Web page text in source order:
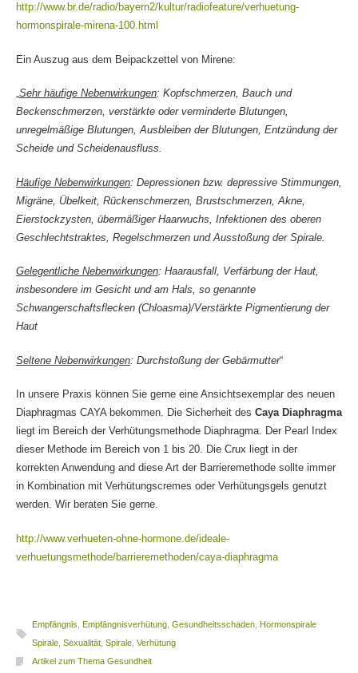
http://www.br.de/radio/bayern2/kultur/radiofeature/verhuetung-
hormonspirale-mirena-100.html
Ein Auszug aus dem Beipackzettel von Mirene:
„Sehr häufige Nebenwirkungen: Kopfschmerzen, Bauch und
Beckenschmerzen, verstärkte oder verminderte Blutungen,
unregelmäßige Blutungen, Ausbleiben der Blutungen, Entzündung der
Scheide und Scheidenausfluss.
Häufige Nebenwirkungen: Depressionen bzw. depressive Stimmungen,
Migräne, Übelkeit, Rückenschmerzen, Brustschmerzen, Akne,
Eierstockzysten, übermäßiger Haarwuchs, Infektionen des oberen
Geschlechtstraktes, Regelschmerzen und Ausstoßung der Spirale.
Gelegentliche Nebenwirkungen: Haarausfall, Verfärbung der Haut,
insbesondere im Gesicht und am Hals, so genannte
Schwangerschaftsflecken (Chloasma)/Verstärkte Pigmentierung der
Haut
Seltene Nebenwirkungen: Durchstoßung der Gebärmutter“
In unsere Praxis können Sie gerne eine Ansichtsexemplar des neuen
Diaphragmas CAYA bekommen. Die Sicherheit des Caya Diaphragma
liegt im Bereich der Verhütungsmethode Diaphragma. Der Pearl Index
dieser Methode im Bereich von 1 bis 20. Die Crux liegt in der
korrekten Anwendung and diese Art der Barrieremethode sollte immer
in Kombination mit Verhütungscremes oder Verhütungsgels genutzt
werden. Wir beraten Sie gerne.
http://www.verhueten-ohne-hormone.de/ideale-
verhuetungsmethode/barrieremethoden/caya-diaphragma
Empfängnis Empfängnisverhütung, Gesundheitsschaden, Hormonspirale
Spirale, Sexualität, Spirale, Verhütung
Artikel zum Thema Gesundheit